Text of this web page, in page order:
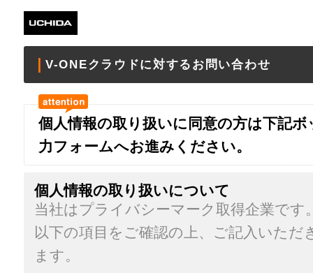
V-ONEクラウドに対するお問い合わせ
個人情報の取り扱いに同意の方は下記
力フォームへお進みください。
個人情報の取り扱いについて
当社はプライバシーマーク取得企業です
以下の項目をご確認の上、ご記入いた
ます。